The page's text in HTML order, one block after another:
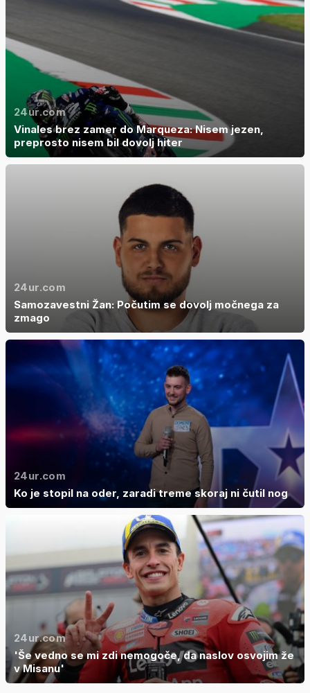
24ur.com
Vinales brez zamer do Marqueza: Nisem jezen,
preprosto nisem bil dovolj hiter
24ur.com
Samozavestni Žan: Počutim se dovolj močnega za
zmago
24ur.com
Ko je stopil na oder, zaradi treme skoraj ni čutil nog
24ur.com
'Še vedno se mi zdi nemogoče, da naslov osvojim že
v Misanu'